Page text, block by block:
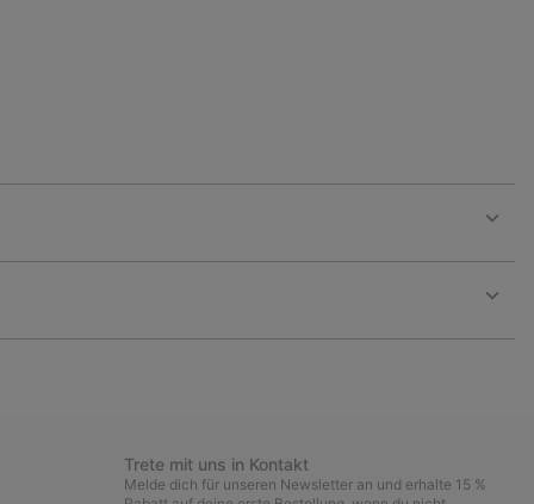
or
or
Trete mit uns in Kontakt
Melde dich für unseren Newsletter an und erhalte 15 %